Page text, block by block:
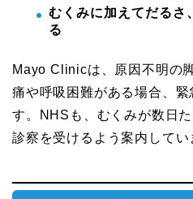
むくみに加えてだるさ
る
Mayo Clinicは、原因不明の
痛や呼吸困難がある場合、緊
す。NHSも、むくみが数日
診察を受けるよう案内してい